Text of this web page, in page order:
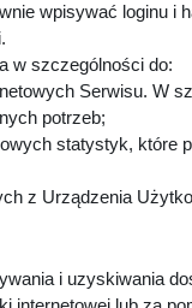
wpisywać loginu i
w szczególności do:
Serwisu. W
potrzeb;
statystyk, które
z Urządzenia
i uzyskiwania